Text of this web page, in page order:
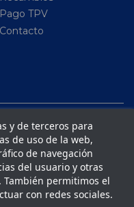
Pago TPV
Contacto
y de terceros para
de uso de la web,
de navegación
del usuario y otras
permitimos el
con redes sociales.